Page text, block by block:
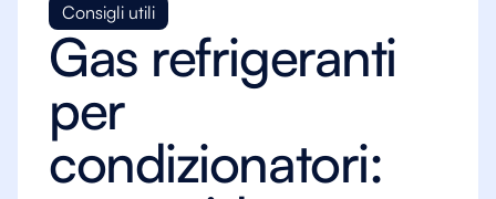
Consigli utili
Gas refrigeranti
per
condizionatori: